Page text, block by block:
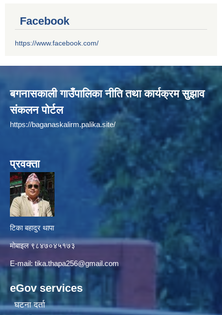
Facebook
https://www.facebook.com/
बगनासकाली गाउँपालिका नीति तथा कार्यक्रम सुझाव
संकलन पोर्टल
https://baganaskalirm.palika.site/
प्रवक्ता
टिका बहादुर थापा
माे‍बाइल ९८४७०४५१७३
E-mail: tika.thapa256@gmail.com
eGov services
घटना दर्ता